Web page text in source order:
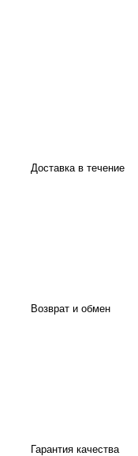
Доставка в течение
Возврат и обмен
Гарантия качества